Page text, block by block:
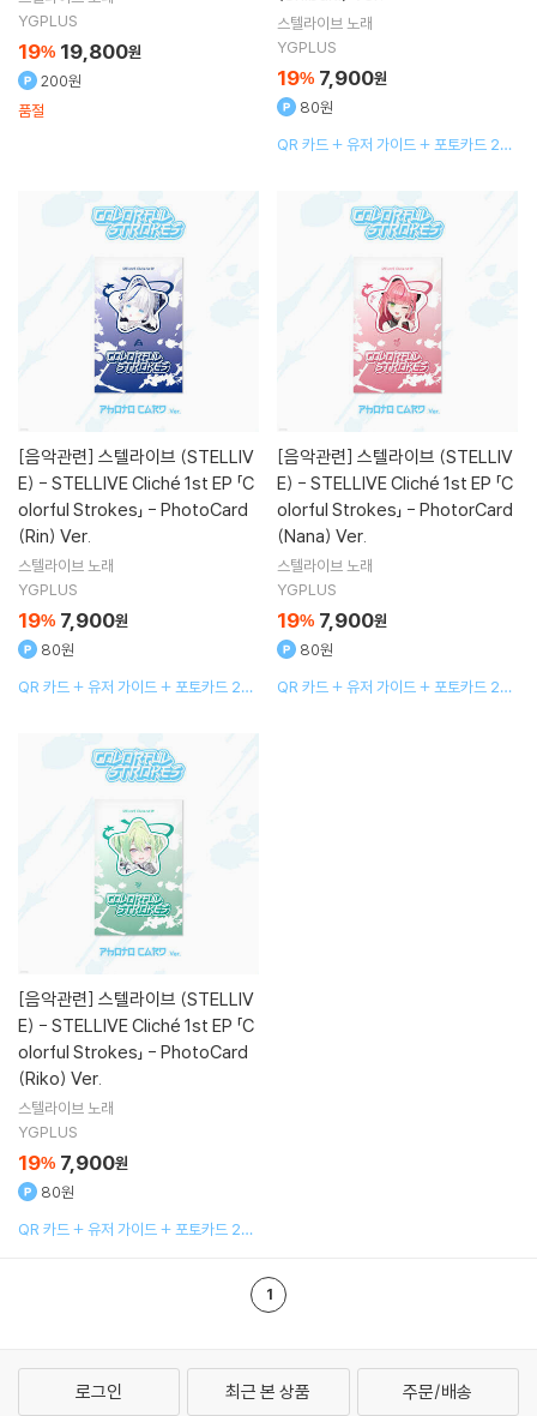
YGPLUS
19% 19,800원
200원
품절
스텔라이브 노래
YGPLUS
19% 7,900원
80원
QR 카드 + 유저 가이드 + 포토카드 2종
[음악관련] 스텔라이브 (STELLIV
E) - STELLIVE Cliché 1st EP 「C
olorful Strokes」 - PhotoCard
(Rin) Ver.
스텔라이브 노래
YGPLUS
19% 7,900원
80원
QR 카드 + 유저 가이드 + 포토카드 2종
[음악관련] 스텔라이브 (STELLIV
E) - STELLIVE Cliché 1st EP 「C
olorful Strokes」 - PhotorCard
(Nana) Ver.
스텔라이브 노래
YGPLUS
19% 7,900원
80원
QR 카드 + 유저 가이드 + 포토카드 2종
[음악관련] 스텔라이브 (STELLIV
E) - STELLIVE Cliché 1st EP 「C
olorful Strokes」 - PhotoCard
(Riko) Ver.
스텔라이브 노래
YGPLUS
19% 7,900원
80원
QR 카드 + 유저 가이드 + 포토카드 2종
1
로그인 최근 본 상품 주문/배송